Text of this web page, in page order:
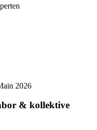
2026
& kollektive